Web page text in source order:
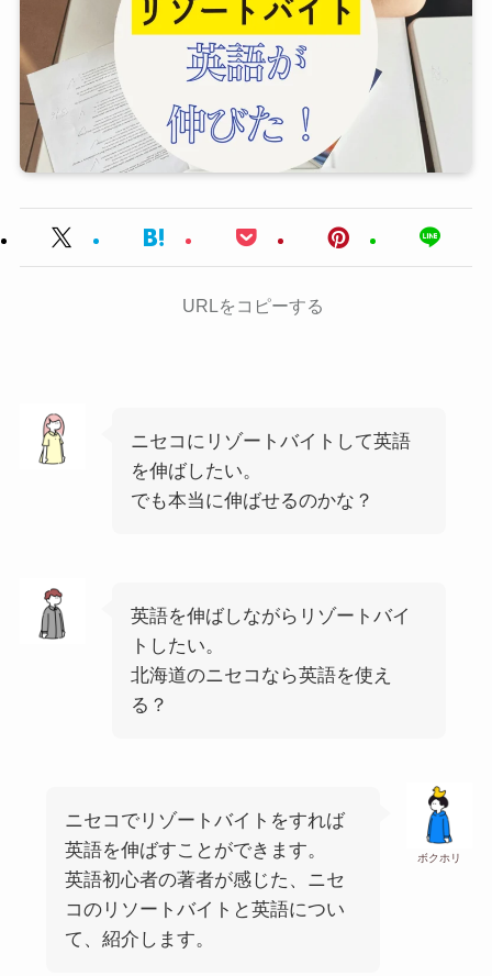
URLをコピーする
ニセコにリゾートバイトして英語
を伸ばしたい。
でも本当に伸ばせるのかな？
英語を伸ばしながらリゾートバイ
トしたい。
北海道のニセコなら英語を使え
る？
ボクホリ
ニセコでリゾートバイトをすれば
英語を伸ばすことができます。
英語初心者の著者が感じた、ニセ
コのリソートバイトと英語につい
て、紹介します。